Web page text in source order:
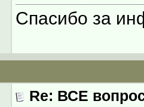
Спасибо за
Re: ВСЕ